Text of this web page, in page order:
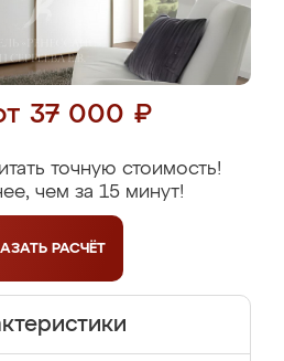
37 000 ₽
точную стоимость!
чем за 15 минут!
РАСЧЁТ